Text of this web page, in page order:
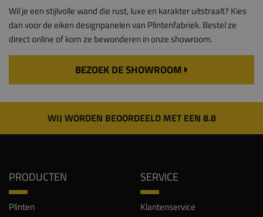
Wil je een stijlvolle wand die rust, luxe en karakter uitstraalt? Kies
dan voor de eiken designpanelen van Plintenfabriek. Bestel ze
direct online of kom ze bewonderen in onze showroom.
BEZOEK DE SHOWROOM
WIJ WORDEN BEOORDEELD MET EEN 8.8
PRODUCTEN
Plinten
SERVICE
Klantenservice